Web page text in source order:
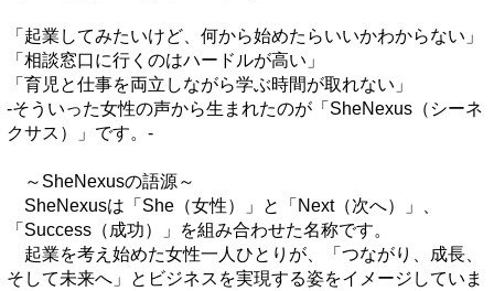
「起業してみたいけど、何から始めたらいいかわからない」
「相談窓口に行くのはハードルが高い」
「育児と仕事を両立しながら学ぶ時間が取れない」
‐そういった女性の声から生まれたのが「SheNexus（シーネ
クサス）」です。‐
～SheNexusの語源～
SheNexusは「She（女性）」と「Next（次へ）」、
「Success（成功）」を組み合わせた名称です。
起業を考え始めた女性一人ひとりが、「つながり、成長、
そして未来へ」とビジネスを実現する姿をイメージしていま